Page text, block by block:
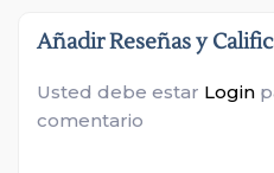
Añadir Reseñas y
Usted debe estar Login
comentario